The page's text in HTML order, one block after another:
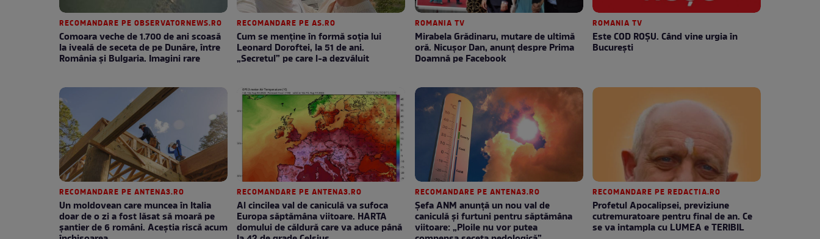
RECOMANDARE PE OBSERVATORNEWS.RO
Comoara veche de 1.700 de ani scoasă
la iveală de seceta de pe Dunăre, între
România şi Bulgaria. Imagini rare
RECOMANDARE PE AS.RO
Cum se menţine în formă soţia lui
Leonard Doroftei, la 51 de ani.
„Secretul” pe care l-a dezvăluit
ROMANIA TV
Mirabela Grădinaru, mutare de ultimă
oră. Nicuşor Dan, anunţ despre Prima
Doamnă pe Facebook
ROMANIA TV
Este COD ROŞU. Când vine urgia în
Bucureşti
RECOMANDARE PE ANTENA3.RO
Un moldovean care muncea în Italia
doar de o zi a fost lăsat să moară pe
şantier de 6 români. Aceștia riscă acum
RECOMANDARE PE ANTENA3.RO
Al cincilea val de caniculă va sufoca
Europa săptămâna viitoare. HARTA
domului de căldură care va aduce până
RECOMANDARE PE ANTENA3.RO
Șefa ANM anunță un nou val de
caniculă și furtuni pentru săptămâna
viitoare: „Ploile nu vor putea
RECOMANDARE PE REDACTIA.RO
Profetul Apocalipsei, previziune
cutremuratoare pentru final de an. Ce
se va intampla cu LUMEA e TERIBIL